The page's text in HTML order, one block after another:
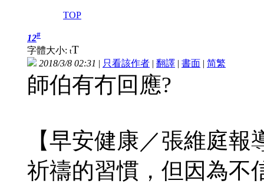
TOP
12#
字體大小: tT
2018/3/8 02:31 | 只看該作者 | 翻譯 | 書面 | 简繁
師伯有冇回應?
【早安健康／張維庭
祈禱的習慣，但因為不